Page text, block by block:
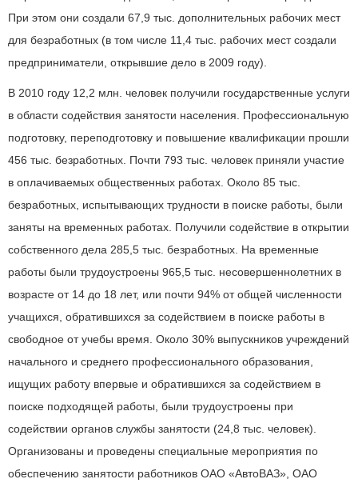
При этом они создали 67,9 тыс. дополнительных рабочих мест
для безработных (в том числе 11,4 тыс. рабочих мест создали
предприниматели, открывшие дело в 2009 году).
В 2010 году 12,2 млн. человек получили государственные услуги
в области содействия занятости населения. Профессиональную
подготовку, переподготовку и повышение квалификации прошли
456 тыс. безработных. Почти 793 тыс. человек приняли участие
в оплачиваемых общественных работах. Около 85 тыс.
безработных, испытывающих трудности в поиске работы, были
заняты на временных работах. Получили содействие в открытии
собственного дела 285,5 тыс. безработных. На временные
работы были трудоустроены 965,5 тыс. несовершеннолетних в
возрасте от 14 до 18 лет, или почти 94% от общей численности
учащихся, обратившихся за содействием в поиске работы в
свободное от учебы время. Около 30% выпускников учреждений
начального и среднего профессионального образования,
ищущих работу впервые и обратившихся за содействием в
поиске подходящей работы, были трудоустроены при
содействии органов службы занятости (24,8 тыс. человек).
Организованы и проведены специальные мероприятия по
обеспечению занятости работников ОАО «АвтоВАЗ», ОАО